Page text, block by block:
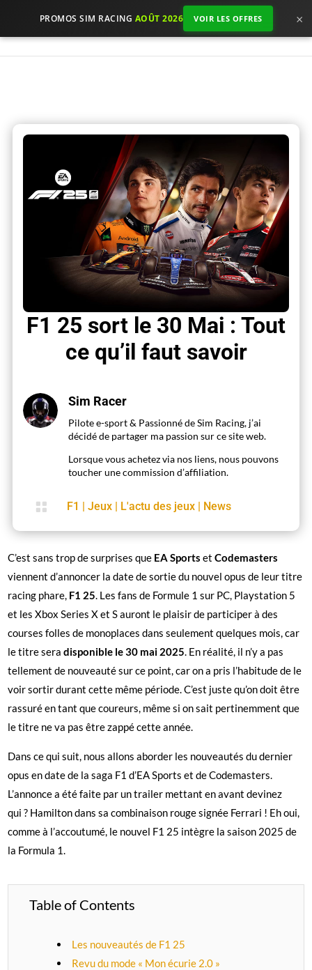
PROMOS SIM RACING AOÛT 2026 VOIR LES OFFRES ×
F1 25 sort le 30 Mai : Tout
ce qu’il faut savoir
Sim Racer
Pilote e-sport & Passionné de Sim Racing, j’ai
décidé de partager ma passion sur ce site web.
Lorsque vous achetez via nos liens, nous pouvons
toucher une commission d’affiliation.
 F1 | Jeux | L'actu des jeux | News
C’est sans trop de surprises que EA Sports etCodemasters
viennent d’annoncer la date de sortie du nouvel opus de leur titre
racing phare, F1 25. Les fans de Formule 1 sur PC, Playstation 5
et les Xbox Series X et S auront le plaisir de participer à des
courses folles de monoplaces dans seulement quelques mois, car
le titre seradisponible le 30 mai 2025. En réalité, il n’y a pas
tellement de nouveauté sur ce point, car on a pris l’habitude de le
voir sortir durant cette même période. C’est juste qu’on doit être
rassuré en tant que coureurs, même si on sait pertinemment que
le titre ne va pas être zappé cette année.
Dans ce qui suit, nous allons aborder les nouveautés du dernier
opus en date de la saga F1 d’EA Sports et de Codemasters.
L’annonce a été faite par un trailer mettant en avant devinez
qui ? Hamilton dans sa combinaison rouge signée Ferrari ! Eh oui,
comme à l’accoutumé, le nouvel F1 25 intègre la saison 2025 de
la Formula 1.
Table of Contents
Les nouveautés de F1 25
Revu du mode « Mon écurie 2.0 »